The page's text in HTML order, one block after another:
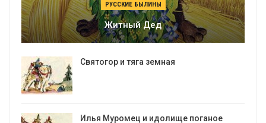
РУССКИЕ БЫЛИНЫ
Житный Дед
Святогор и тяга земная
Илья Муромец и идолище поганое